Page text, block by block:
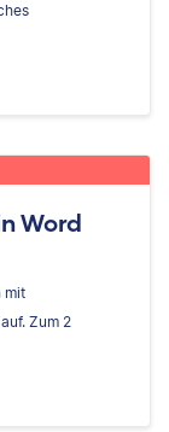
Word
mit
Zum 2